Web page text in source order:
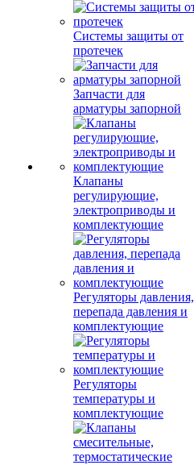
Системы защиты от
протечек
Запчасти для
арматуры запорной
Клапаны
регулирующие,
электроприводы и
комплектующие
Регуляторы давления,
перепада давления и
комплектующие
Регуляторы
температуры и
комплектующие